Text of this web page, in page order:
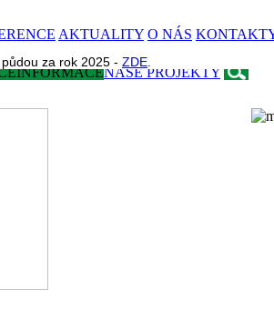
AKTUALITY O NÁS
za rok 2025 - ZDE
INFORMACENAŠE PROJEKTY
za rok 2025 - ZDE